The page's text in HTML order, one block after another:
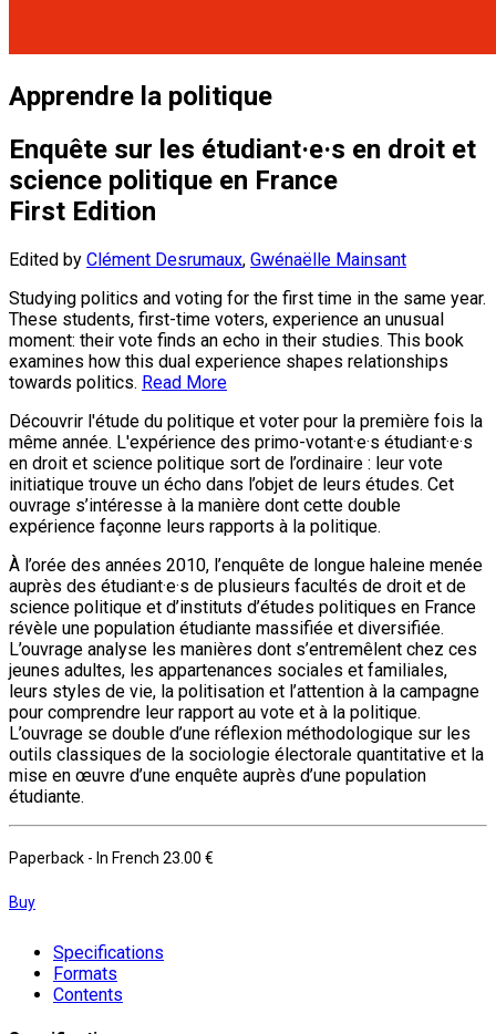
Apprendre la politique
Enquête sur les étudiant·e·s en droit et
science politique en France
First Edition
Edited by Clément Desrumaux, Gwénaëlle Mainsant
Studying politics and voting for the first time in the same year.
These students, first-time voters, experience an unusual
moment: their vote finds an echo in their studies. This book
examines how this dual experience shapes relationships
towards politics. Read More
Découvrir l'étude du politique et voter pour la première fois la
même année. L'expérience des primo-votant·e·s étudiant·e·s
en droit et science politique sort de l’ordinaire : leur vote
initiatique trouve un écho dans l’objet de leurs études. Cet
ouvrage s’intéresse à la manière dont cette double
expérience façonne leurs rapports à la politique.
À l’orée des années 2010, l’enquête de longue haleine menée
auprès des étudiant·e·s de plusieurs facultés de droit et de
science politique et d’instituts d’études politiques en France
révèle une population étudiante massifiée et diversifiée.
L’ouvrage analyse les manières dont s’entremêlent chez ces
jeunes adultes, les appartenances sociales et familiales,
leurs styles de vie, la politisation et l’attention à la campagne
pour comprendre leur rapport au vote et à la politique.
L’ouvrage se double d’une réflexion méthodologique sur les
outils classiques de la sociologie électorale quantitative et la
mise en œuvre d’une enquête auprès d’une population
étudiante.
Paperback - In French 23.00 €
Buy
Specifications
Formats
Contents